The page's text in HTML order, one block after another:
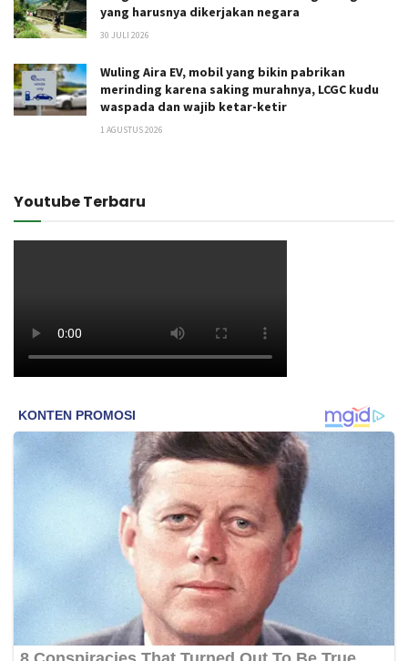
yang harusnya dikerjakan negara
30 JULI 2026
Wuling Aira EV, mobil yang bikin pabrikan
merinding karena saking murahnya, LCGC kudu
waspada dan wajib ketar-ketir
1 AGUSTUS 2026
Youtube Terbaru